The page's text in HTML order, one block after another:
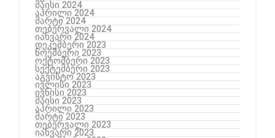
მაისი 2024
აპრილი 2024
მარტი 2024
თებერვალი 2024
იანვარი 2024
დეკემბერი 2023
ნოემბერი 2023
ოქტომბერი 2023
სექტემბერი 2023
აგვისტო 2023
ივლისი 2023
ივნისი 2023
მაისი 2023
აპრილი 2023
მარტი 2023
თებერვალი 2023
იანვარი 2023